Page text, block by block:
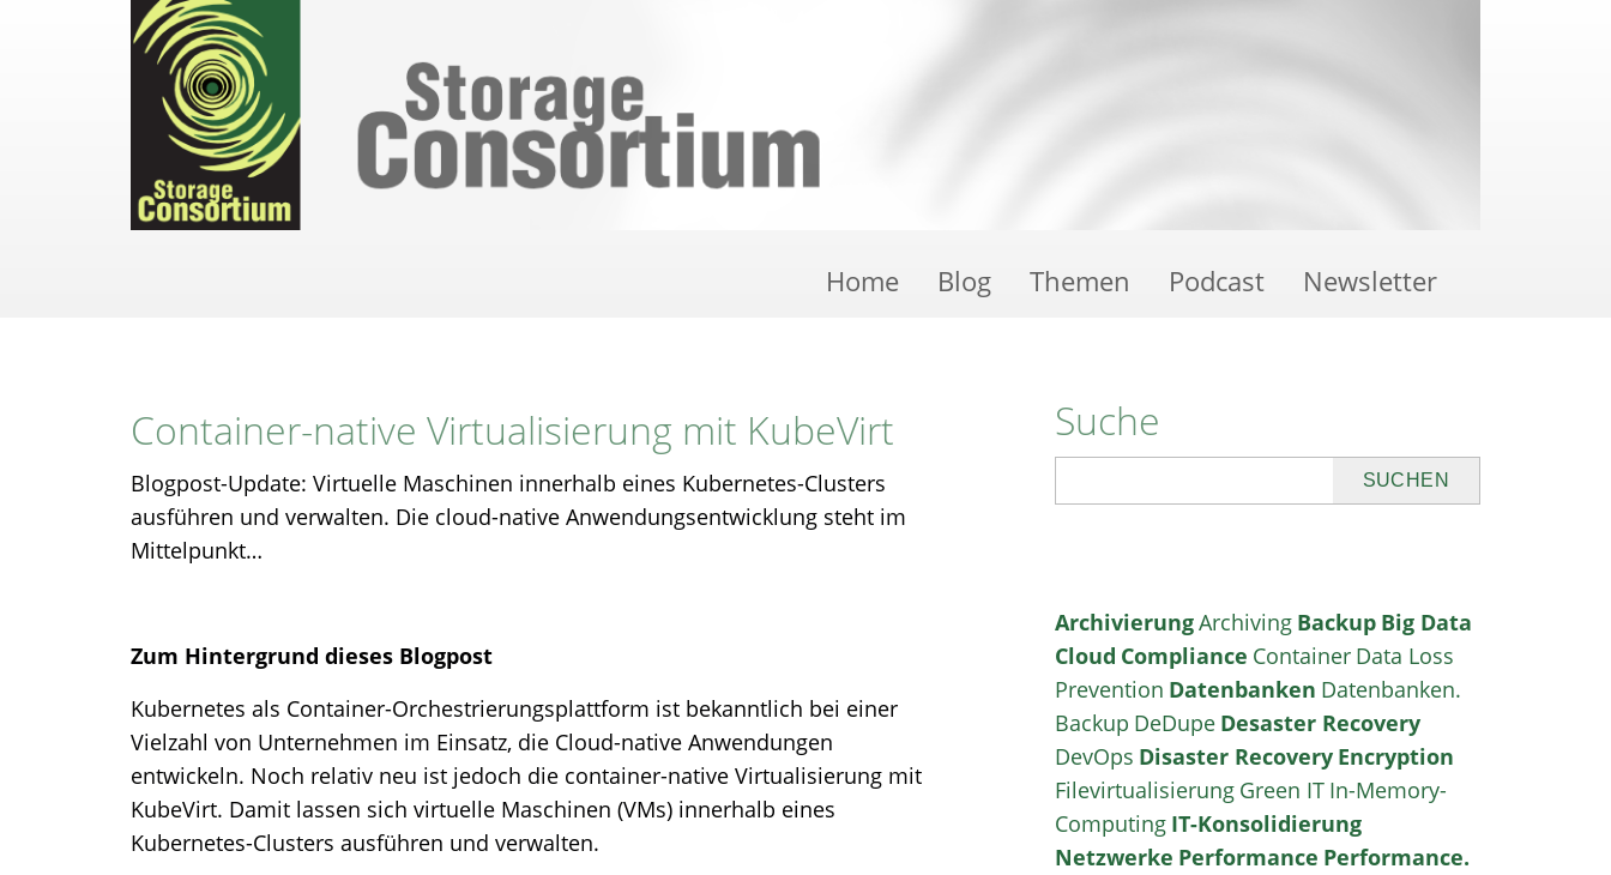
Home Blog Themen Podcast Newsletter
Container-native Virtualisierung mit KubeVirt
Blogpost-Update: Virtuelle Maschinen innerhalb eines Kubernetes-Clusters
ausführen und verwalten. Die cloud-native Anwendungsentwicklung steht im
Mittelpunkt…
Zum Hintergrund dieses Blogpost
Kubernetes als Container-Orchestrierungsplattform ist bekanntlich bei einer
Vielzahl von Unternehmen im Einsatz, die Cloud-native Anwendungen
entwickeln. Noch relativ neu ist jedoch die container-native Virtualisierung mit
KubeVirt. Damit lassen sich virtuelle Maschinen (VMs) innerhalb eines
Kubernetes-Clusters ausführen und verwalten.
Suche
ArchivierungArchiving Backup Big Data
Cloud Compliance Container Data Loss
Prevention Datenbanken Datenbanken.
Backup DeDupe Desaster Recovery
DevOps Disaster Recovery Encryption
Filevirtualisierung Green IT In-Memory-
Computing IT-Konsolidierung
Netzwerke Performance Performance.